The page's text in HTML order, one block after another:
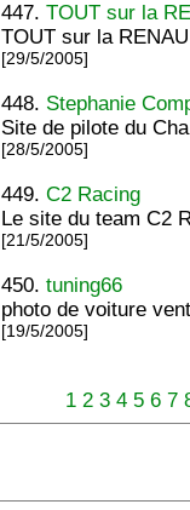
447.TOUT sur la
TOUT sur la
[29/5/2005]
448. Stephanie
Site de pilote du
[28/5/2005]
449.C2 Racing
Le site du team C2
[21/5/2005]
450.tuning66
photo de voiture
[19/5/2005]
1 2 3 4 5 6 7